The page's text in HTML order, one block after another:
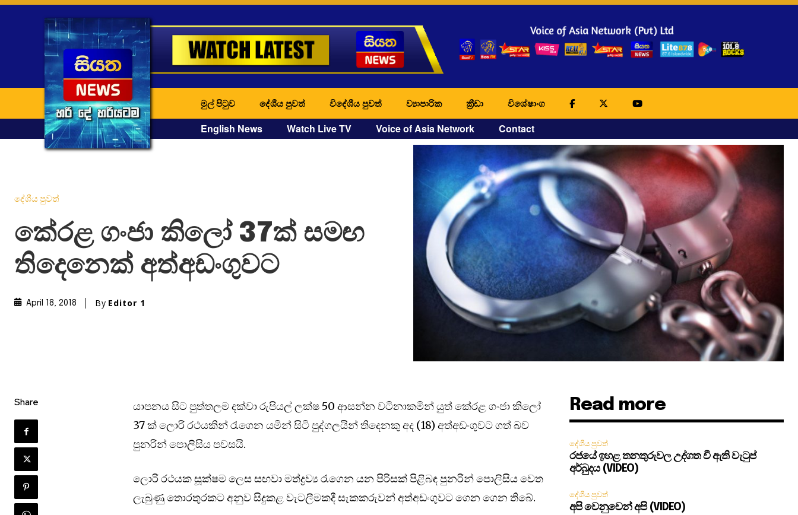
මුල් පිටුව දේශීය පුවත් විදේශීය පුවත් ව්‍යාපාරික ක්‍රීඩා විශේෂාංග
English News Watch Live TV Voice of Asia Network Contact
දේශීය පුවත්
කේරළ ගංජා කිලෝ 37ක් සමඟ
තිදෙනෙක් අත්අඩංගුවට
April 18, 2018 By Editor 1
Share
යාපනය සිට පුත්තලම දක්වා රුපියල් ලක්ෂ 50 ආසන්න වටිනාකමින් යුත් කේරළ ගංජා කිලෝ
37 ක් ලොරි රථයකින් රැගෙන යමින් සිටි පුද්ගලයින් තිදෙනකු අද (18) අත්අඩංගුවට ගත් බව
පුනරින් පොලිසිය පවසයි.
ලොරි රථයක සූක්ෂම ලෙස සඟවා මත්ද්‍රව්‍ය රැගෙන යන පිරිසක් පිළිබඳ පුනරින් පොලිසිය වෙත
ලැබුණු තොරතුරකට අනුව සිදුකළ වැටලීමකදී සැකකරුවන් අත්අඩංගුවට ගෙන ගෙන තිබේ.
Read more
දේශීය පුවත්
රජයේ ඉහළ තනතුරුවල උද්ගත වී ඇති වැටුප්
අර්බුදය (VIDEO)
දේශීය පුවත්
අපි වෙනුවෙන් අපි (VIDEO)